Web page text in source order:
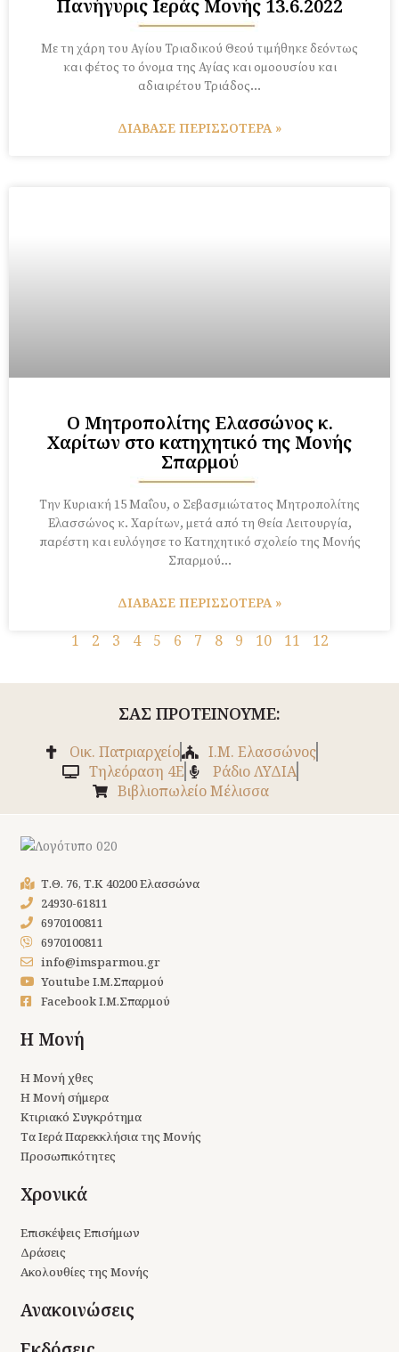
Πανήγυρις Ιεράς Μονής 13.6.2022
Με τη χάρη του Αγίου Τριαδικού Θεού τιμήθηκε δεόντως
και φέτος το όνομα της Αγίας και ομοουσίου και
αδιαιρέτου Τριάδος…
ΔΙΑΒΑΣΕ ΠΕΡΙΣΣΟΤΕΡΑ »
Ο Μητροπολίτης Ελασσώνος κ.
Χαρίτων στο κατηχητικό της Μονής
Σπαρμού
Την Κυριακή 15 Μαΐου, ο Σεβασμιώτατος Μητροπολίτης
Ελασσώνος κ. Χαρίτων, μετά από τη Θεία Λειτουργία,
παρέστη και ευλόγησε το Κατηχητικό σχολείο της Μονής
Σπαρμού…
ΔΙΑΒΑΣΕ ΠΕΡΙΣΣΟΤΕΡΑ »
1 2 3 4 5 6 7 8 9 10 11 12
ΣΑΣ ΠΡΟΤΕΙΝΟΥΜΕ:
Οικ. Πατριαρχείο
Ι.Μ. Ελασσώνος
Tηλεόραση 4Ε
Ράδιο ΛΥΔΙΑ
Βιβλιοπωλείο Μέλισσα
Τ.Θ. 76, Τ.Κ 40200 Ελασσώνα
24930-61811
6970100811
6970100811
info@imsparmou.gr
Youtube Ι.Μ.Σπαρμού
Facebook Ι.Μ.Σπαρμού
Η Μονή
Η Μονή χθες
Η Μονή σήμερα
Κτιριακό Συγκρότημα
Τα Ιερά Παρεκκλήσια της Μονής
Προσωπικότητες
Χρονικά
Επισκέψεις Επισήμων
Δράσεις
Ακολουθίες της Μονής
Ανακοινώσεις